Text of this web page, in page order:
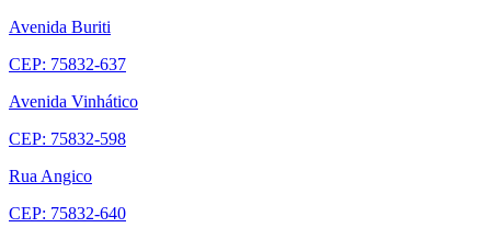
Avenida Buriti
CEP: 75832-637
Avenida Vinhático
CEP: 75832-598
Rua Angico
CEP: 75832-640